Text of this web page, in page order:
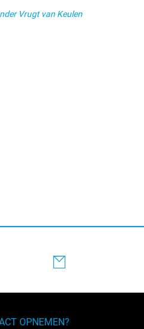
Vrugt van Keulen
OPNEMEN?